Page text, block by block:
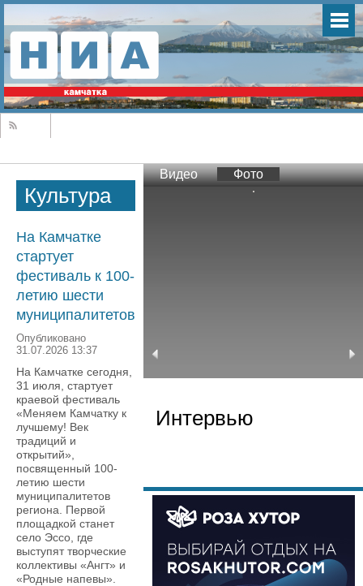
Культура
На Камчатке
стартует
фестиваль к 100-
летию шести
муниципалитетов
Опубликовано
31.07.2026 13:37
На Камчатке сегодня,
31 июля, стартует
краевой фестиваль
«Меняем Камчатку к
лучшему! Век
традиций и
открытий»,
посвященный 100-
летию шести
муниципалитетов
региона. Первой
площадкой станет
село Эссо, где
выступят творческие
коллективы «Ангт» и
«Родные напевы».
Видео Фото
Интервью